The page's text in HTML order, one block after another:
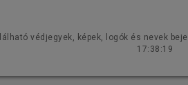
védjegyek, képek, logók és nevek
17:38:19